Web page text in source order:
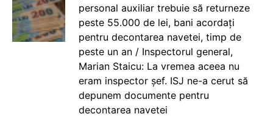
personal auxiliar trebuie să returneze
peste 55.000 de lei, bani acordați
pentru decontarea navetei, timp de
peste un an / Inspectorul general,
Marian Staicu: La vremea aceea nu
eram inspector șef. ISJ ne-a cerut să
depunem documente pentru
decontarea navetei